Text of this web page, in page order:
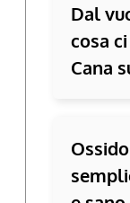
Dal
cosa
Cana